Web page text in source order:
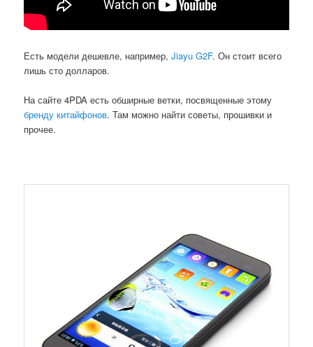
Есть модели дешевле, например,Jiayu G2F. Он стоит всего
лишь сто долларов.
На сайте 4PDA есть обширные ветки, посвященные этому
бренду китайфонов. Там можно найти советы, прошивки и
прочее.